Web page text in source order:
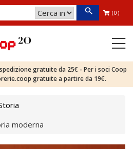
(0)
gratuite da 25€ - Per i soci Coop
gratuite a partire da 19€.
moderna